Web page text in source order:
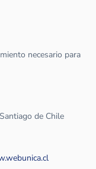
necesario para
de Chile